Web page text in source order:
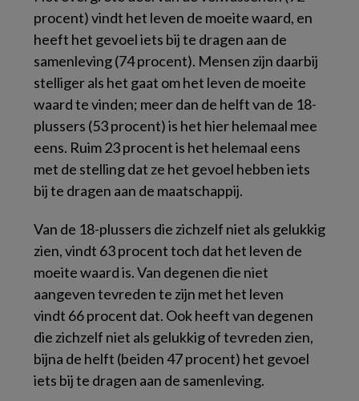
procent)vindt het leven de moeite waard, en
heeft het gevoel iets bij te dragen aan de
samenleving(74 procent). Mensen zijn daarbij
stelliger als het gaat om het leven de moeite
waard te vinden; meer dan de helft van de 18-
plussers (53 procent)is het hier helemaal mee
eens. Ruim23 procentis het helemaal eens
met de stelling dat ze het gevoel hebben iets
bij te dragen aan de maatschappij.
Van de 18-plussers die zichzelf niet als gelukkig
zien, vindt 63 procenttoch dat het leven de
moeite waard is. Van degenen die niet
aangeven tevreden te zijn met het leven
vindt 66 procent dat. Ook heeft van degenen
die zichzelf niet als gelukkig of tevreden zien,
bijna de helft (beiden47 procent) het gevoel
iets bij te dragen aan de samenleving.